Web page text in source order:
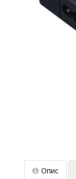
Опис